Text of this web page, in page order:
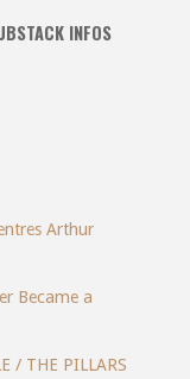
INFOS
Arthur
Became a
/ THE PILLARS